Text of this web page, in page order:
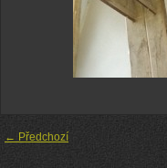
← Předchozí